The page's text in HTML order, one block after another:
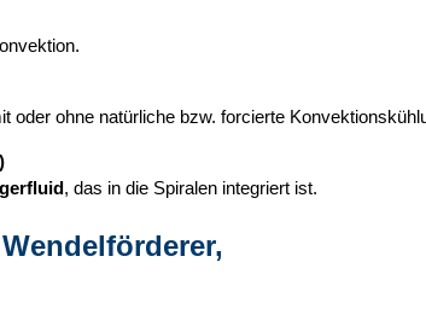
oder ohne natürliche bzw. forcierte
, das in die Spiralen integriert ist.